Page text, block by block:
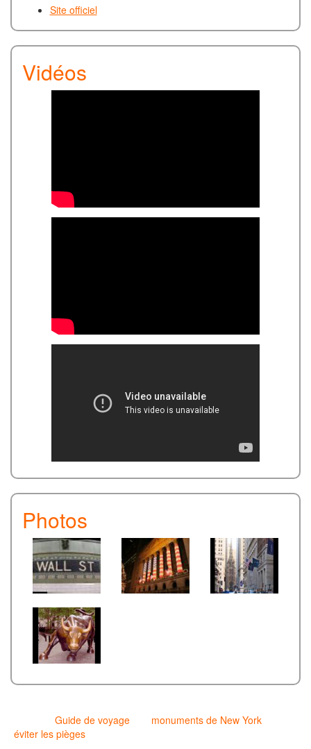
Site officiel
Vidéos
Photos
Guide de voyage monuments de New York
éviter les pièges